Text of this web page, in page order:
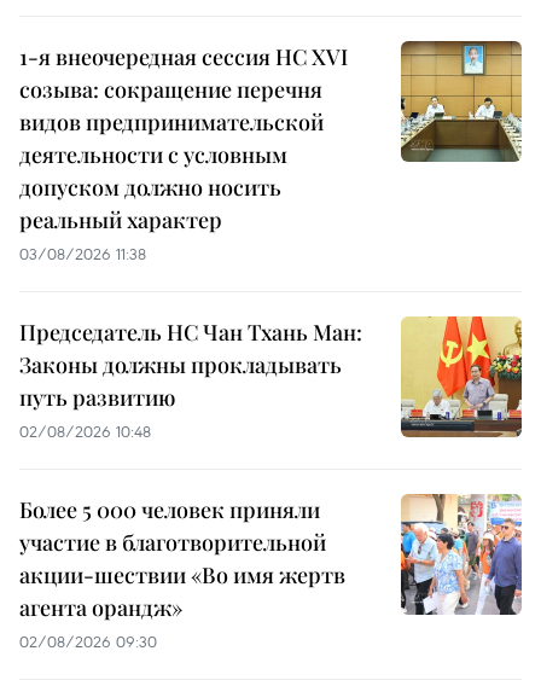
1-я внеочередная сессия НС XVI
созыва: сокращение перечня
видов предпринимательской
деятельности с условным
допуском должно носить
реальный характер
03/08/2026 11:38
Председатель НС Чан Тхань Ман:
Законы должны прокладывать
путь развитию
02/08/2026 10:48
Более 5 000 человек приняли
участие в благотворительной
акции-шествии «Во имя жертв
агента орандж»
02/08/2026 09:30